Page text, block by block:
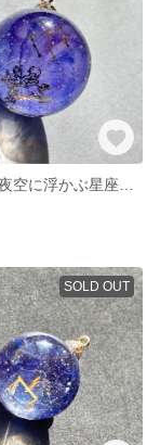
SOLD OUT